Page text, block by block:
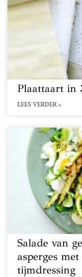
Plaattaart in
LEES VERDER »
Salade van
asperges
tijmdressing